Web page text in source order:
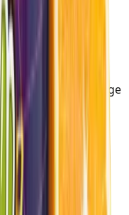
& 5 Jahre in Folge